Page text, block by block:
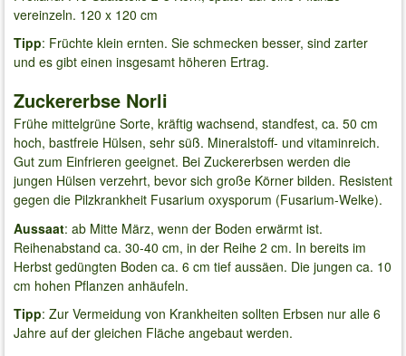
vereinzeln. 120 x 120 cm
Tipp: Früchte klein ernten. Sie schmecken besser, sind zarter
und es gibt einen insgesamt höheren Ertrag.
Zuckererbse Norli
Frühe mittelgrüne Sorte, kräftig wachsend, standfest, ca. 50 cm
hoch, bastfreie Hülsen, sehr süß. Mineralstoff- und vitaminreich.
Gut zum Einfrieren geeignet. Bei Zuckererbsen werden die
jungen Hülsen verzehrt, bevor sich große Körner bilden. Resistent
gegen die Pilzkrankheit Fusarium oxysporum (Fusarium-Welke).
Aussaat: ab Mitte März, wenn der Boden erwärmt ist.
Reihenabstand ca. 30-40 cm, in der Reihe 2 cm. In bereits im
Herbst gedüngten Boden ca. 6 cm tief aussäen. Die jungen ca. 10
cm hohen Pflanzen anhäufeln.
Tipp: Zur Vermeidung von Krankheiten sollten Erbsen nur alle 6
Jahre auf der gleichen Fläche angebaut werden.